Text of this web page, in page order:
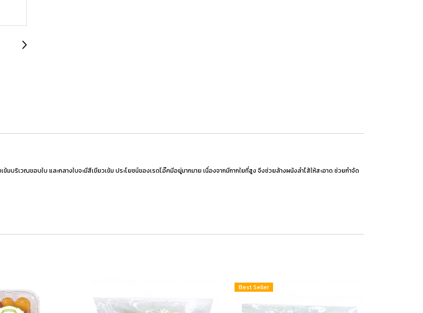
ริเวณขอบใบ และกลางใบจะมีสีเขียวเข้ม ประโยชน์ของเรดโอ๊คมีอยู่มากมาย เนื่องจากมีกากใยที่สูง จึงช่วยล้างผนังลำไส้ให้สะอาด ช่วยกำจัด
Best Seller